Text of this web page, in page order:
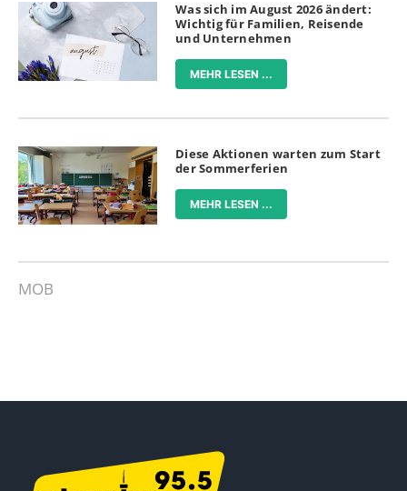
Was sich im August 2026 ändert:
Wichtig für Familien, Reisende
und Unternehmen
MEHR LESEN ...
Diese Aktionen warten zum Start
der Sommerferien
MEHR LESEN ...
MOB